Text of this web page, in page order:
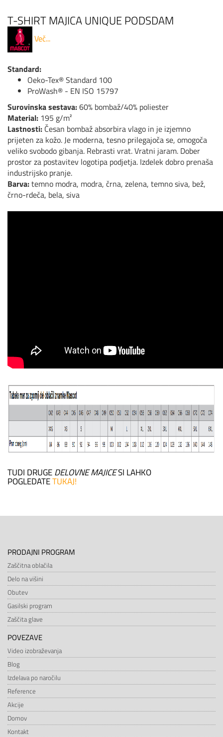
T-SHIRT MAJICA UNIQUE PODSDAM
Več...
Standard:
Oeko-Tex® Standard 100
ProWash® - EN ISO 15797
Surovinska sestava:60% bombaž/40% poliester
Material: 195 g/m²
Lastnosti: Česan bombaž absorbira vlago in je izjemno
prijeten za kožo. Je moderna, tesno prilegajoča se, omogoča
veliko svobodo gibanja. Rebrasti vrat. Vratni jaram. Dober
prostor za postavitev logotipa podjetja. Izdelek dobro prenaša
industrijsko pranje.
Barva:temno modra, modra, črna, zelena, temno siva, bež,
črno-rdeča, bela, siva
TUDI DRUGEDELOVNE MAJICESI LAHKO
POGLEDATETUKAJ!
PRODAJNI PROGRAM
Zaščitna oblačila
Delo na višini
Obutev
Gasilski program
Zaščita glave
POVEZAVE
Video izobraževanja
Blog
Izdelava po naročilu
Reference
Akcije
Domov
Kontakt